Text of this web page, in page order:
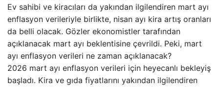
Ev sahibi ve kiracıları da yakından ilgilendiren mart ayı
enflasyon verileriyle birlikte, nisan ayı kira artış oranları
da belli olacak. Gözler ekonomistler tarafından
açıklanacak mart ayı beklentisine çevrildi. Peki, mart
ayı enflasyon verileri ne zaman açıklanacak?
2026 mart ayı enflasyon verileri için heyecanlı bekleyiş
başladı. Kira ve gıda fiyatlarını yakından ilgilendiren